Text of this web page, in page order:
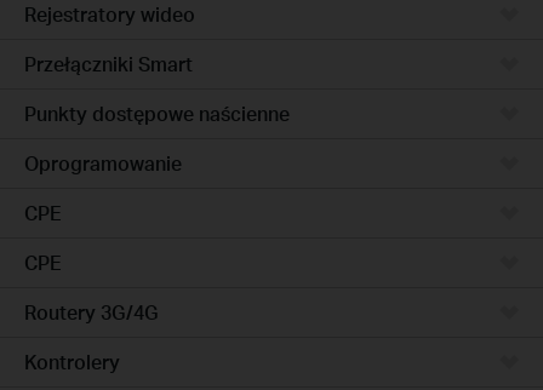
Rejestratory wideo
Przełączniki Smart
Punkty dostępowe naścienne
Oprogramowanie
CPE
CPE
Routery 3G/4G
Kontrolery